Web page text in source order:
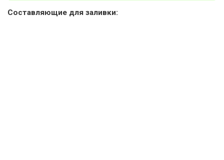
Составляющие для заливки: